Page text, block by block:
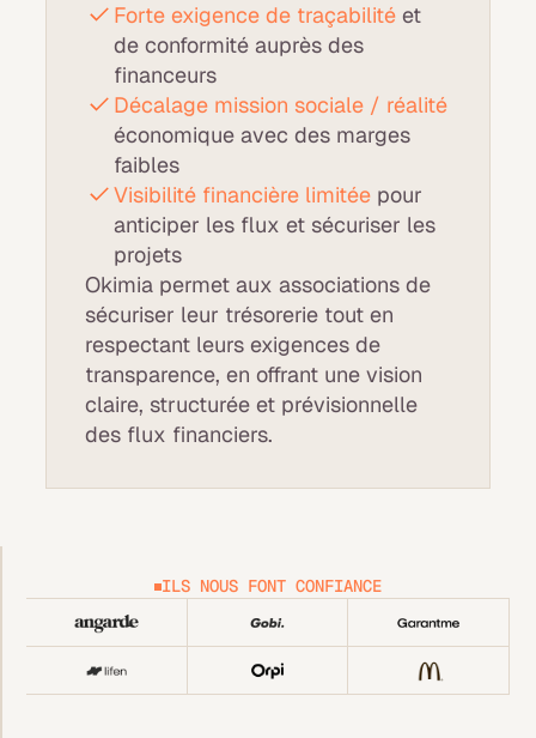
Forte exigence de traçabilité et
de conformité auprès des
financeurs
Décalage mission sociale / réalité
économique avec des marges
faibles
Visibilité financière limitée pour
anticiper les flux et sécuriser les
projets
Okimia permet aux associations de
sécuriser leur trésorerie tout en
respectant leurs exigences de
transparence, en offrant une vision
claire, structurée et prévisionnelle
des flux financiers.
ILS NOUS FONT CONFIANCE